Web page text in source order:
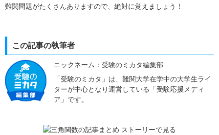
難関問題がたくさんありますので、絶対に覚えましょう！
この記事の執筆者
ニックネーム：受験のミカタ編集部
「受験のミカタ」は、難関大学在学中の大学生ライ
ターが中心となり運営している「受験応援メディ
ア」です。